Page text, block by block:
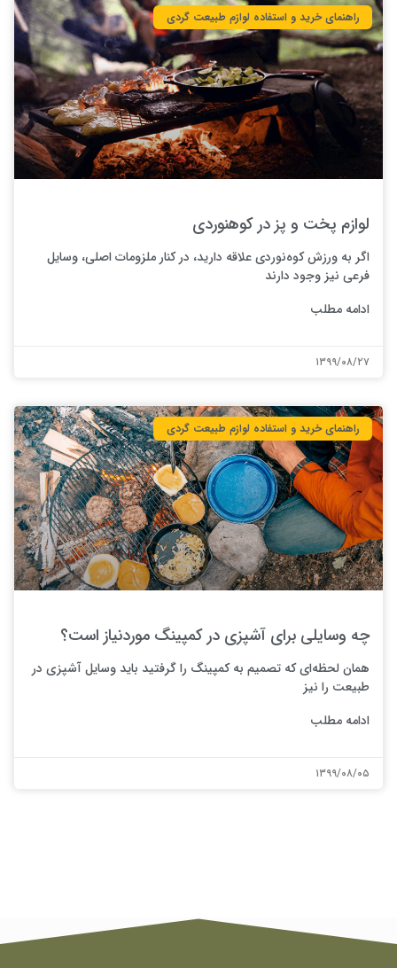
راهنمای خرید و استفاده لوازم طبیعت ‌گردی
لوازم پخت و پز در کوهنوردی
اگر به ورزش کوه‌نوردی علاقه دارید، در کنار ملزومات اصلی، وسایل
فرعی نیز وجود دارند
ادامه مطلب
۱۳۹۹/۰۸/۲۷
راهنمای خرید و استفاده لوازم طبیعت ‌گردی
چه وسایلی برای آشپزی در کمپینگ موردنیاز است؟
همان لحظه‌ای که تصمیم به کمپینگ را گرفتید باید وسایل آشپزی در
طبیعت را نیز
ادامه مطلب
۱۳۹۹/۰۸/۰۵